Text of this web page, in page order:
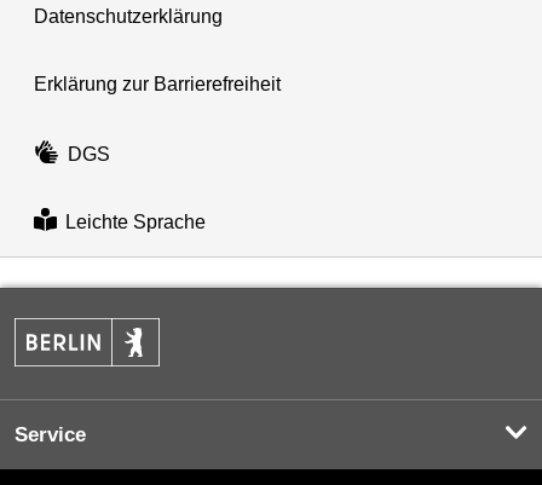
Datenschutzerklärung
Erklärung zur Barrierefreiheit
DGS
Leichte Sprache
Service